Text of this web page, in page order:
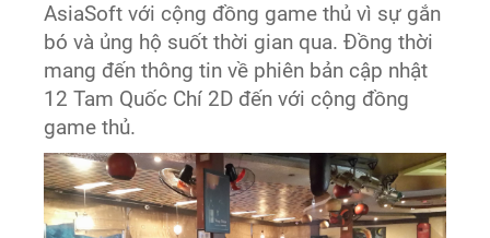
AsiaSoft với cộng đồng game thủ vì sự gắn
bó và ủng hộ suốt thời gian qua. Đồng thời
mang đến thông tin về phiên bản cập nhật
12 Tam Quốc Chí 2D đến với cộng đồng
game thủ.